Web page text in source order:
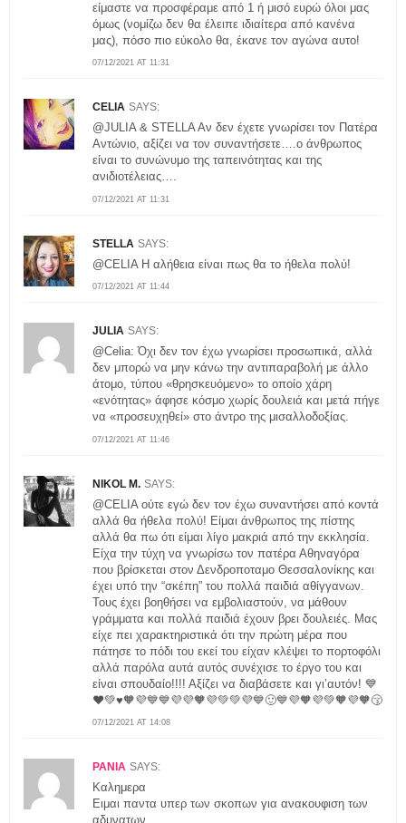
07/12/2021 AT 11:31
είμαστε να προσφέραμε από 1 ή μισό ευρώ όλοι μας
όμως (νομίζω δεν θα έλειπε ιδιαίτερα από κανένα
μας), πόσο πιο εύκολο θα, έκανε τον αγώνα αυτο!
CELIA SAYS:
07/12/2021 AT 11:31
@JULIA & STELLA Aν δεν έχετε γνωρίσει τον Πατέρα
Αντώνιο, αξίζει να τον συναντήσετε….ο άνθρωπος
είναι το συνώνυμο της ταπεινότητας και της
ανιδιοτέλειας….
STELLA SAYS:
07/12/2021 AT 11:44
@CELIA Η αλήθεια είναι πως θα το ήθελα πολύ!
JULIA SAYS:
07/12/2021 AT 11:46
@Celia: Όχι δεν τον έχω γνωρίσει προσωπικά, αλλά
δεν μπορώ να μην κάνω την αντιπαραβολή με άλλο
άτομο, τύπου «θρησκευόμενο» το οποίο χάρη
«ενότητας» άφησε κόσμο χωρίς δουλειά και μετά πήγε
να «προσευχηθεί» στο άντρο της μισαλλοδοξίας.
NIKOL M. SAYS:
07/12/2021 AT 14:08
@CELIA ούτε εγώ δεν τον έχω συναντήσει από κοντά
αλλά θα ήθελα πολύ! Είμαι άνθρωπος της πίστης
αλλά θα πω ότι είμαι λίγο μακριά από την εκκλησία.
Είχα την τύχη να γνωρίσω τον πατέρα Αθηναγόρα
που βρίσκεται στον Δενδροποταμο Θεσσαλονίκης και
έχει υπό την “σκέπη” του πολλά παιδιά αθίγγανων.
Τους έχει βοηθήσει να εμβολιαστούν, να μάθουν
γράμματα και πολλά παιδιά έχουν βρει δουλειές. Μας
είχε πει χαρακτηριστικά ότι την πρώτη μέρα που
πάτησε το πόδι του εκεί του είχαν κλέψει το πορτοφόλι
αλλά παρόλα αυτά αυτός συνέχισε το έργο του και
είναι σπουδαίο!!!! Αξίζει να διαβάσετε και γι’αυτόν! 💙
❤️💚♥️🧡💜💙💙💜💜🧡💜💚💚💜💙🙂💙💜🧡💜💚🧡💜🧡😚
ΡΑΝΙΑ SAYS:
Καλημερα
Ειμαι παντα υπερ των σκοπων για ανακουφιση των
αδυνατων